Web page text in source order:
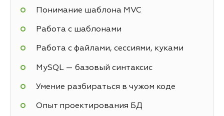
Понимание шаблона MVC
Работа с шаблонами
Работа с файлами, сессиями, куками
MySQL — базовый синтаксис
Умение разбираться в чужом коде
Опыт проектирования БД